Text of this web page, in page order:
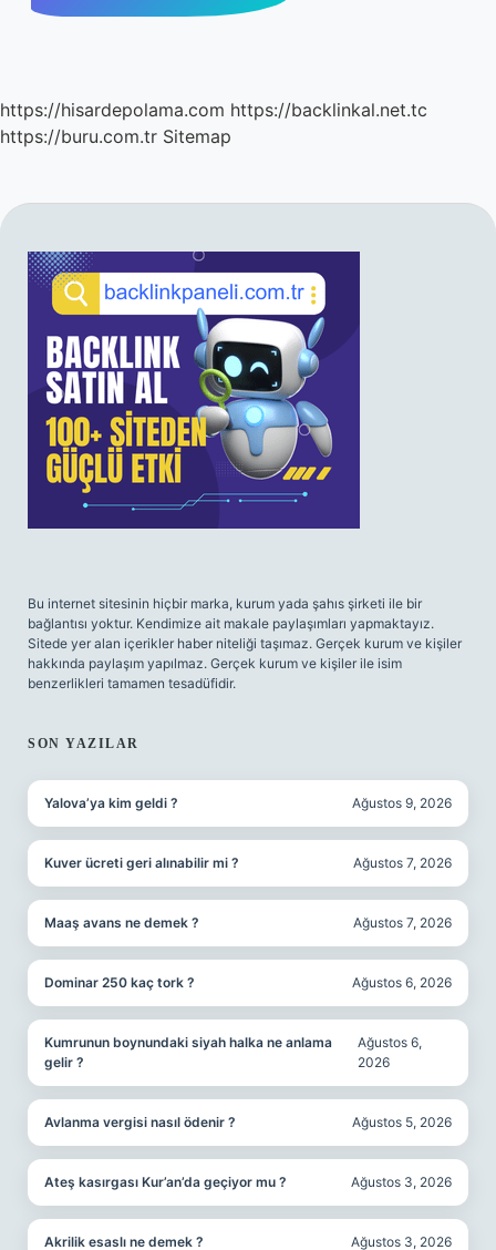
https://hisardepolama.com https://backlinkal.net.tc
https://buru.com.tr Sitemap
SIDEBAR
Bu internet sitesinin hiçbir marka, kurum yada şahıs şirketi ile bir
bağlantısı yoktur. Kendimize ait makale paylaşımları yapmaktayız.
Sitede yer alan içerikler haber niteliği taşımaz. Gerçek kurum ve kişiler
hakkında paylaşım yapılmaz. Gerçek kurum ve kişiler ile isim
benzerlikleri tamamen tesadüfidir.
SON YAZILAR
Yalova’ya kim geldi ? Ağustos 9, 2026
Kuver ücreti geri alınabilir mi ? Ağustos 7, 2026
Maaş avans ne demek ? Ağustos 7, 2026
Dominar 250 kaç tork ? Ağustos 6, 2026
Kumrunun boynundaki siyah halka ne anlama
gelir ?
Ağustos 6,
2026
Avlanma vergisi nasıl ödenir ? Ağustos 5, 2026
Ateş kasırgası Kur’an’da geçiyor mu ? Ağustos 3, 2026
Akrilik esaslı ne demek ? Ağustos 3, 2026